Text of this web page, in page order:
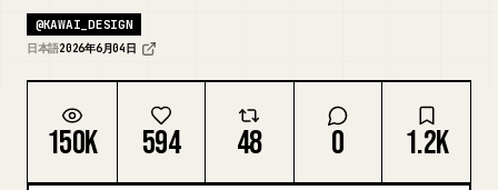
ダウンロード
ブログ
@KAWAI_DESIGN
日本語2026年6月04日
150K 594 48 0 1.2K